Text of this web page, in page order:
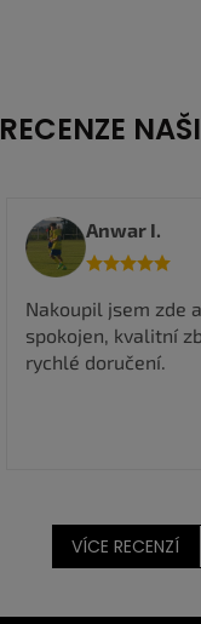
RECENZE
Viktorie M.
Nadmíru
stejné jak na
dál doporučit a
VÍCE RECENZÍ